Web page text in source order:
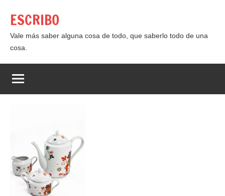
contenido
ESCRIBO
Vale más saber alguna cosa de todo, que saberlo todo de una
cosa.